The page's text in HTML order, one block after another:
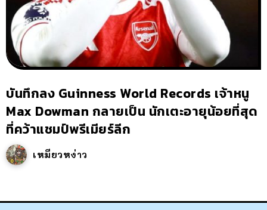
บันทึกลง Guinness World Records เจ้าหนู
Max Dowman กลายเป็น นักเตะอายุน้อยที่สุด
ที่คว้าแชมป์พรีเมียร์ลีก
เหมียวหง่าว